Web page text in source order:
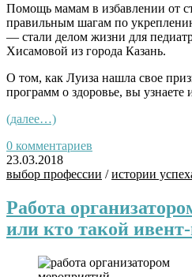
Помощь мамам в избавлении от
правильным шагам по
— стали делом жизни для
Хисамовой из города Казань.
О том, как Луиза нашла свое
программ о здоровье, вы узнаете
(далее…)
0 комментариев
23.03.2018
выбор профессии /истории
Работа
или кто такой